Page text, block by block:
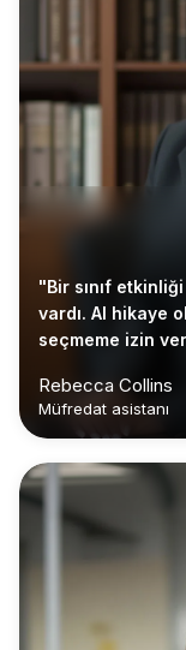
"Bir sınıf
vardı. AI hikaye
seçmeme izin
Rebecca Collins
Müfredat asistanı